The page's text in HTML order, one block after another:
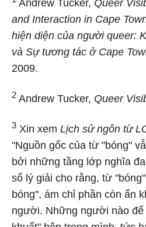
Andrew Tucker, Queer
and Interaction in Cape
hiện diện của người queer:
và Sự tương tác ở Cape
2009.
2 Andrew Tucker, Queer
3 Xin xem Lịch sử ngôn từ
"Nguồn gốc của từ "bóng"
bởi những tầng lớp nghĩa
số lý giải cho rằng, từ
bóng", ám chỉ phần còn ẩn
người. Những người nào để